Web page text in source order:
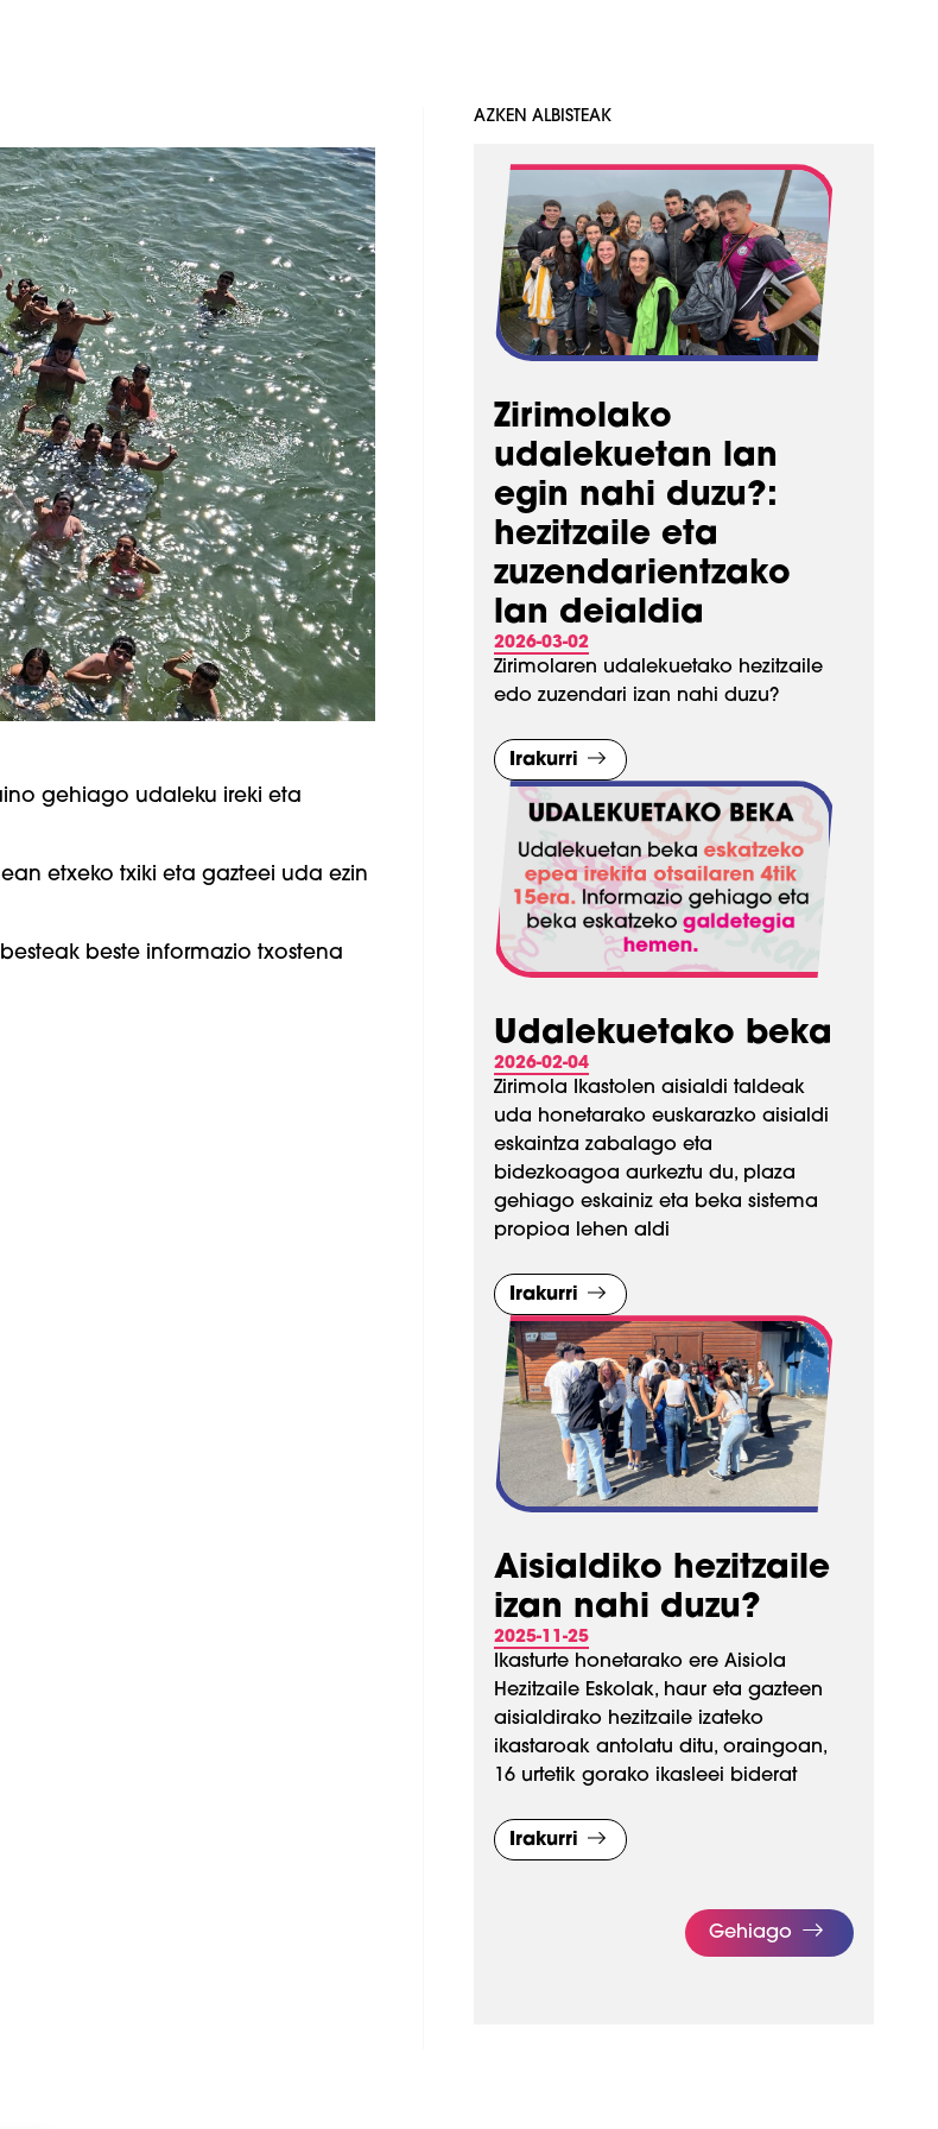
gehiago udaleku ireki eta
etxeko txiki eta gazteei uda ezin
beste informazio txostena
AZKEN ALBISTEAK
Zirimolako
udalekuetan lan
egin nahi duzu?:
hezitzaile eta
zuzendarientzako
lan deialdia
2026-03-02
Zirimolaren udalekuetako hezitzaile
edo zuzendari izan nahi duzu?
Irakurri
Udalekuetako beka
2026-02-04
Zirimola Ikastolen aisialdi taldeak
uda honetarako euskarazko aisialdi
eskaintza zabalago eta
bidezkoagoa aurkeztu du, plaza
gehiago eskainiz eta beka sistema
propioa lehen aldi
Irakurri
Aisialdiko hezitzaile
izan nahi duzu?
2025-11-25
Ikasturte honetarako ere Aisiola
Hezitzaile Eskolak, haur eta gazteen
aisialdirako hezitzaile izateko
ikastaroak antolatu ditu, oraingoan,
16 urtetik gorako ikasleei biderat
Irakurri
Gehiago